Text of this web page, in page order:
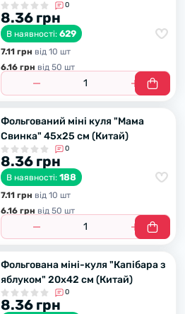
0
8.36 грн
В наявності: 629
7.11 грн вiд 10 шт
6.16 грн вiд 50 шт
Фольгований міні куля "Мама
Свинка" 45х25 см (Китай)
0
8.36 грн
В наявності: 188
7.11 грн вiд 10 шт
6.16 грн вiд 50 шт
Фольгована міні-куля "Капібара з
яблуком" 20х42 см (Китай)
0
8.36 грн